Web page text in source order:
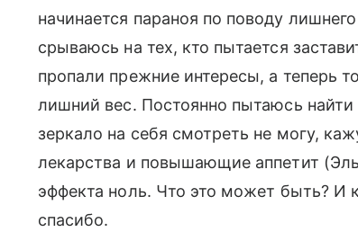
начинается параноя по поводу
срываюсь на тех, кто пытается
пропали прежние интересы, а теперь
лишний вес. Постоянно пытаюсь
зеркало на себя смотреть не могу,
лекарства и повышающие аппетит
эффекта ноль. Что это может быть? И
спасибо.